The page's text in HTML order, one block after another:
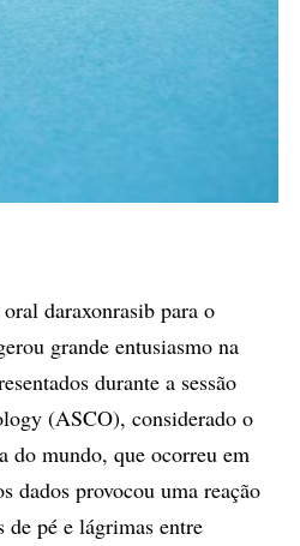
daraxonrasib para o
grande entusiasmo na
durante a sessão
(ASCO), considerado o
do mundo, que ocorreu em
dados provocou uma reação
pé e lágrimas entre